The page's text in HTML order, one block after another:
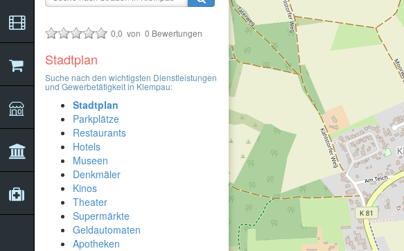
0,0 von 0 Bewertungen
Stadtplan
Suche nach den wichtigsten Dienstleistungen
und Gewerbetätigkeit in Klempau:
Stadtplan
Parkplätze
Restaurants
Hotels
Museen
Denkmäler
Kinos
Theater
Supermärkte
Geldautomaten
Apotheken